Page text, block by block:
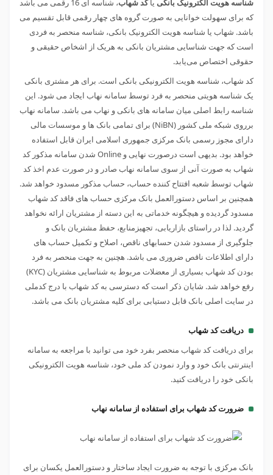
که برای سهولت خوانایی به صورت گروه های چهار رقمی قابل تقسیم می
باشد. شهاب یا شناسه هویت الکترونیک بانکی، شناسه منحصر به فردی
است که جهت شناسایی مشتریان بانکی به هریک از اشخاص حقیقی و
حقوقی اختصاص می‌یابد.
کد شهاب، شناسه هویت الکترونیکی بانکی است. برای هر مشتری بانکی
یک شناسه هویتی منحصر به فرد توسط سامانه نهاب ایجاد می شود. این
شناسه رابط اصلی میان سامانه های بانکی و نهاب می باشد. سامانه نهاب
برروی شبکه ملی کشور (NiBN) برای تمامی بانک ها و موسسات مالی
دارای مجوز رسمی بانک مرکزی جمهوری اسلامی ایران قابل استفاده
خواهد بود. بدیهی است درصورت نهایی و Online شدن سامانه مذکور کد
شهاب به صورت آنی از سوی سامانه نهاب صادر و در صورت عدم اخذ کد
شهاب توسط شعبه افتتاح کننده حساب، حساب مذکور مسدود خواهد شد.
همچنین بر اساس دستورالعمل بانک مرکزی حساب های فاقد کد شهاب
مسدود گردیده و هیچگونه خدماتی به این دسته از مشتریان ارائه نخواهد
گردید. لذا در راستای بازاریابی، تجهیزمنابع، حفظ مشتریان بانک و
جلوگیری از مسدود شدن حسابهای ناقص، اصلاح و تکمیل حساب های
دارای اطلاعات ناقص ضروری می باشد. هچنین به جهت منحصر به فرد
بودن کد شهاب بسیاری از معضلات مربوط به شناسایی مشتریان (KYC)
رفع خواهد شد. شایان ذکر است که دسترسی به کد شهاب با درج کدملی
در سایت اصلی بانک قابل دستیابی برای کلیه مشتریان بانک می باشد.
دریافت کد شهاب
برای دریافت کد شهاب منحصر بفرد خود می توانید با مراجعه به سامانه
اینترنتی بانک خود و وارد نمودن کد ملی خود، شناسه هویت الکترونیکی
بانکی خود را دریافت کنید.
ضرورت کد شهاب برای استفاده از سامانه نهاب
بانک مرکزی با توجه به ضرورت ایجاد ساختار و دستورالعمل یکسان برای